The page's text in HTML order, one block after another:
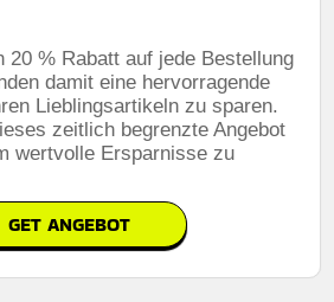
20 % Rabatt auf jede Bestellung
damit eine hervorragende
Lieblingsartikeln zu sparen.
zeitlich begrenzte Angebot
wertvolle Ersparnisse zu
GET ANGEBOT